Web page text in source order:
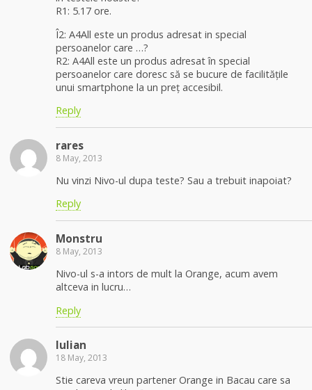
R1: 5.17 ore.
Î2: A4All este un produs adresat in special
persoanelor care …?
R2: A4All este un produs adresat în special
persoanelor care doresc să se bucure de facilitățile
unui smartphone la un preț accesibil.
Reply
rares
8 May, 2013
Nu vinzi Nivo-ul dupa teste? Sau a trebuit inapoiat?
Reply
Monstru
8 May, 2013
Nivo-ul s-a intors de mult la Orange, acum avem
altceva in lucru…
Reply
Iulian
18 May, 2013
Stie careva vreun partener Orange in Bacau care sa